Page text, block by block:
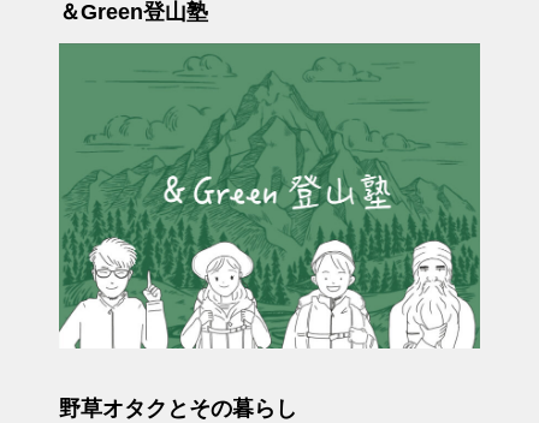
＆Green登山塾
野草オタクとその暮らし